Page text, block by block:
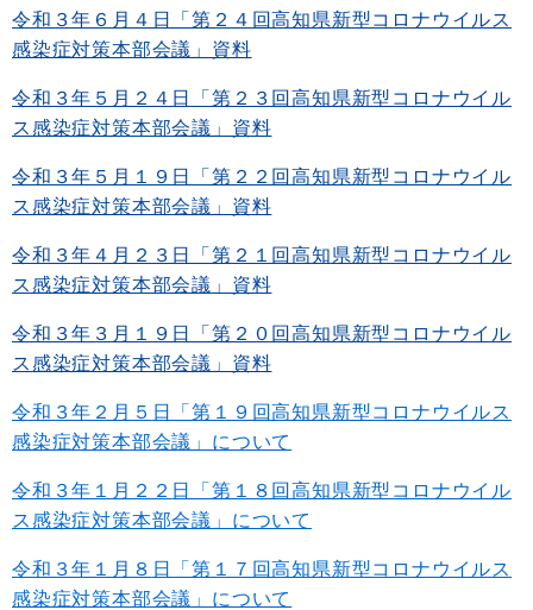
令和３年６月４日「第２４回高知県新型コロナウイルス
感染症対策本部会議」資料
令和３年５月２４日「第２３回高知県新型コロナウイル
ス感染症対策本部会議」資料
令和３年５月１９日「第２２回高知県新型コロナウイル
ス感染症対策本部会議」資料
令和３年４月２３日「第２１回高知県新型コロナウイル
ス感染症対策本部会議」資料
令和３年３月１９日「第２０回高知県新型コロナウイル
ス感染症対策本部会議」資料
令和３年２月５ 日「第１９回高知県新型コロナウイルス
感染症対策本部会議」について
令和３年１月２２ 日「第１８回高知県新型コロナウイル
ス感染症対策本部会議」について
令和３年１月８ 日「第１７回高知県新型コロナウイルス
感染症対策本部会議」について